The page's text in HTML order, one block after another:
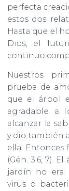
perfecta
estos dos
Hasta que el
Dios, el
continuo
Nuestros
prueba de
que el árbol
agradable a
alcanzar la
y dio también
ella. Entonces
(Gén. 3:6, 7).
jardín no era
virus o